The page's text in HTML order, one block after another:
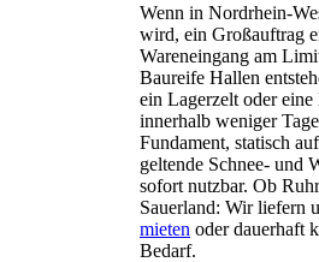
Wenn in Nordrhein-
wird, ein Großauftrag
Wareneingang am
Baureife Hallen
ein Lagerzelt oder
innerhalb weniger
Fundament, statisch
geltende Schnee- und
sofort nutzbar. Ob
Sauerland: Wir liefern
mieten oder dauerhaft
Bedarf.